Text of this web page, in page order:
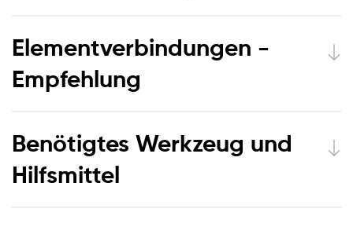
Elementverbindungen -
Empfehlung
Benötigtes Werkzeug und
Hilfsmittel